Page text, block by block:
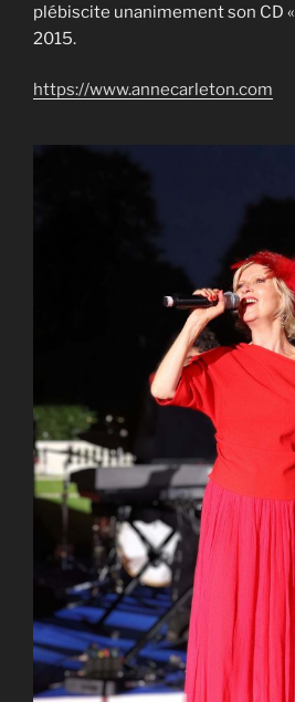
plébiscite unanimement son CD «
2015.
https://www.annecarleton.com